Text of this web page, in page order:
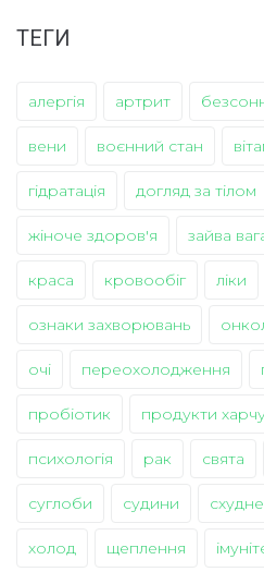
ТЕГИ
алергія артрит
вени воєнний стан
гідратація догляд за тілом
жіноче здоров'я зайва
краса кровообіг ліки
ознаки захворювань
очі переохолодження
пробіотик продукти
психологія рак свята
суглоби судини
холод щеплення